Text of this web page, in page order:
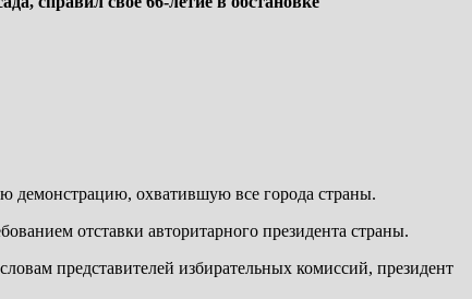
демонстрацию, охватившую все города страны.
отставки авторитарного президента страны.
представителей избирательных комиссий, президент